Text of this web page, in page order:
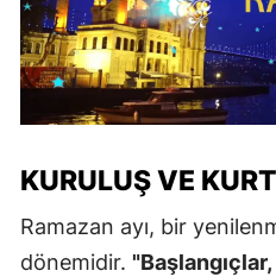
KURULUŞ VE
Ramazan ayı, bir
dönemidir.